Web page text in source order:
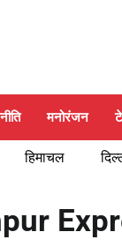
मनोरंजन
हिमाचल